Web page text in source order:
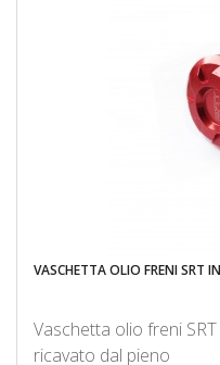
VASCHETTA OLIO FRENI SRT
Vaschetta olio freni
ricavato dal pieno